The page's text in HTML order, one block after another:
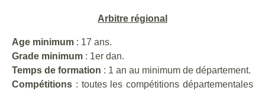
Arbitre régional
Age minimum : 17 ans.
Grade minimum : 1er dan.
Temps de formation : 1 an au minimum de département.
Compétitions : toutes les compétitions départementales